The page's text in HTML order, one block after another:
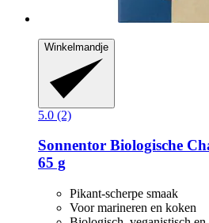
Winkelmandje
5.0 (2)
Sonnentor Biologische
65 g
Pikant-scherpe smaak
Voor marineren en koken